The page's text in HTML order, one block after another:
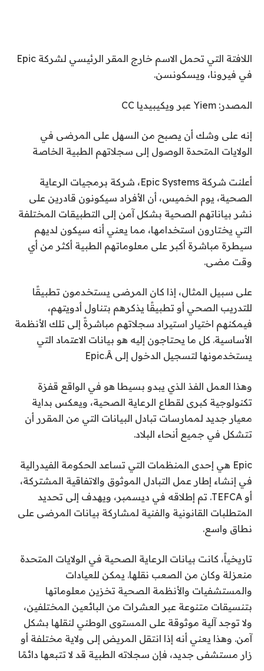
اللافتة التي تحمل الاسم خارج المقر الرئيسي لشركة Epic
في فيرونا، ويسكونسن.
المصدر: Yiem عبر ويكيبيديا CC
إنه على وشك أن يصبح من السهل على المرضى في
الولايات المتحدة الوصول إلى سجلاتهم الطبية الخاصة
أعلنت شركة Epic Systems، شركة برمجيات الرعاية
الصحية، يوم الخميس، أن الأفراد سيكونون قادرين على
نشر بياناتهم الصحية بشكل آمن إلى التطبيقات المختلفة
التي يختارون استخدامها، مما يعني أنه سيكون لديهم
سيطرة مباشرة أكبر على معلوماتهم الطبية أكثر من أي
وقت مضى.
على سبيل المثال، إذا كان المرضى يستخدمون تطبيقًا
للتدريب الصحي أو تطبيقًا يذكرهم بتناول أدويتهم،
فيمكنهم اختيار استيراد سجلاتهم مباشرةً إلى تلك الأنظمة
الأساسية. كل ما يحتاجون إليه هو بيانات الاعتماد التي
يستخدمونها لتسجيل الدخول إلى Epic.Â
وهذا العمل الفذ الذي يبدو بسيطا هو في الواقع قفزة
تكنولوجية كبرى لقطاع الرعاية الصحية، ويعكس بداية
معيار جديد لممارسات تبادل البيانات التي من المقرر أن
تتشكل في جميع أنحاء البلاد.
Epic هي إحدى المنظمات التي تساعد الحكومة الفيدرالية
في إنشاء إطار عمل التبادل الموثوق والاتفاقية المشتركة،
أو TEFCA. تم إطلاقه في ديسمبر، ويهدف إلى تحديد
المتطلبات القانونية والفنية لمشاركة بيانات المرضى على
نطاق واسع.
تاريخياً، كانت بيانات الرعاية الصحية في الولايات المتحدة
منعزلة وكان من الصعب نقلها. يمكن للعيادات
والمستشفيات والأنظمة الصحية تخزين معلوماتها
بتنسيقات متنوعة عبر العشرات من البائعين المختلفين،
ولا توجد آلية موثوقة على المستوى الوطني لنقلها بشكل
آمن. وهذا يعني أنه إذا انتقل المريض إلى ولاية مختلفة أو
زار مستشفى جديد، فإن سجلاته الطبية قد لا تتبعها دائمًا